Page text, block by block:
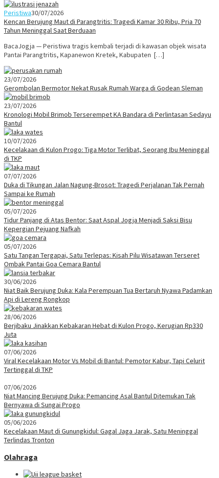
Peristiwa30/07/2026
Kencan Berujung Maut di Parangtritis: Tragedi Kamar 30 Ribu, Pria 70
Tahun Meninggal Saat Berduaan
BacaJogja — Peristiwa tragis kembali terjadi di kawasan objek wisata
Pantai Parangtritis, Kapanewon Kretek, Kabupaten […]
23/07/2026
Gerombolan Bermotor Nekat Rusak Rumah Warga di Godean Sleman
23/07/2026
Kronologi Mobil Brimob Terserempet KA Bandara di Perlintasan Sedayu
Bantul
10/07/2026
Kecelakaan di Kulon Progo: Tiga Motor Terlibat, Seorang Ibu Meninggal
di TKP
07/07/2026
Duka di Tikungan Jalan Nagung-Brosot: Tragedi Perjalanan Tak Pernah
Sampai ke Rumah
05/07/2026
Tidur Panjang di Atas Bentor: Saat Aspal Jogja Menjadi Saksi Bisu
Kepergian Pejuang Nafkah
05/07/2026
Satu Tangan Tergapai, Satu Terlepas: Kisah Pilu Wisatawan Terseret
Ombak Pantai Goa Cemara Bantul
30/06/2026
Niat Baik Berujung Duka: Kala Perempuan Tua Bertaruh Nyawa Padamkan
Api di Lereng Rongkop
28/06/2026
Berjibaku Jinakkan Kebakaran Hebat di Kulon Progo, Kerugian Rp330
Juta
07/06/2026
Viral Kecelakaan Motor Vs Mobil di Bantul: Pemotor Kabur, Tapi Celurit
Tertinggal di TKP
07/06/2026
Niat Mancing Berujung Duka: Pemancing Asal Bantul Ditemukan Tak
Bernyawa di Sungai Progo
05/06/2026
Kecelakaan Maut di Gunungkidul: Gagal Jaga Jarak, Satu Meninggal
Terlindas Tronton
Olahraga